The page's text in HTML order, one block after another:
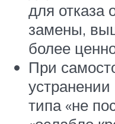
для отказа
замены,
более
При
устранении
типа «не